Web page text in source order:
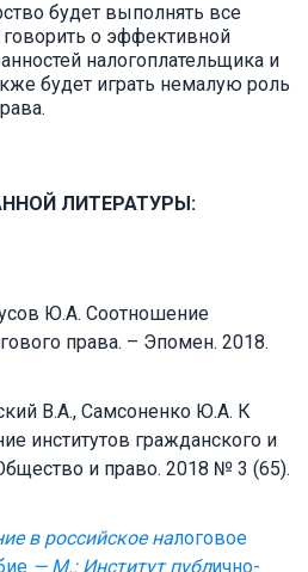
будет выполнять все
о эффективной
налогоплательщика и
будет играть немалую роль
ЛИТЕРАТУРЫ:
Ю.А. Соотношение
права. – Эпомен. 2018.
В.А., Самсоненко Ю.А. К
институтов гражданского и
и право. 2018 № 3 (65).
в российское налоговое
— М.: Институт публично-